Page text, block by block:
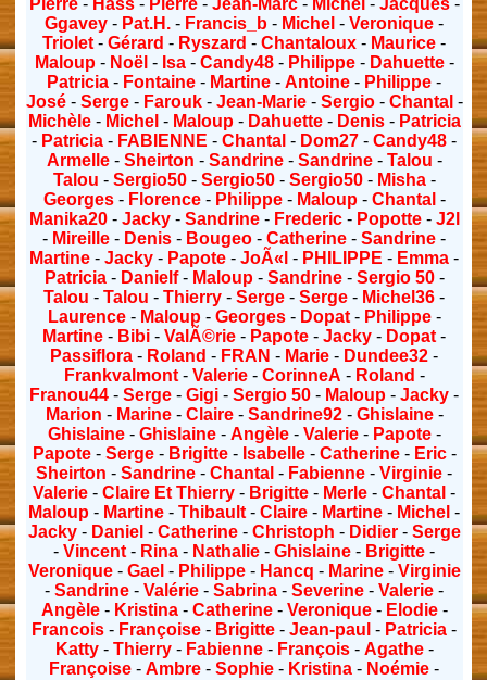
Pierre- Hass- Pierre- Jean-Marc- Michel - Jacques-
Ggavey - Pat.H. - Francis_b - Michel -Veronique -
Triolet -Gérard - Ryszard -Chantaloux - Maurice -
Maloup- Noël - Isa- Candy48- Philippe- Dahuette-
Patricia - Fontaine - Martine -Antoine - Philippe -
José- Serge- Farouk- Jean-Marie- Sergio- Chantal -
Michèle- Michel - Maloup- Dahuette- Denis- Patricia
- Patricia - FABIENNE -Chantal - Dom27 -Candy48 -
Armelle- Sheirton - Sandrine- Sandrine- Talou -
Talou - Sergio50- Sergio50- Sergio50- Misha-
Georges- Florence- Philippe- Maloup- Chantal -
Manika20 - Jacky - Sandrine- Frederic- Popotte- J2l
- Mireille - Denis - Bougeo -Catherine -Sandrine -
Martine -Jacky- Papote -JoÃ«l - PHILIPPE - Emma -
Patricia- Danielf- Maloup- Sandrine- Sergio 50-
Talou -Talou -Thierry -Serge-Serge- Michel36 -
Laurence- Maloup- Georges- Dopat- Philippe-
Martine - Bibi -ValÃ©rie - Papote -Jacky- Dopat -
Passiflora - Roland - FRAN - Marie - Dundee32 -
Frankvalmont- Valerie- CorinneA - Roland -
Franou44 -Serge -Gigi -Sergio 50 - Maloup -Jacky -
Marion - Marine- Claire- Sandrine92- Ghislaine-
Ghislaine- Ghislaine- Angèle- Valerie- Papote-
Papote- Serge - Brigitte- Isabelle- Catherine- Eric-
Sheirton -Sandrine -Chantal - Fabienne -Virginie -
Valerie -Claire Et Thierry - Brigitte - Merle -Chantal -
Maloup - Martine -Thibault -Claire - Martine - Michel -
Jacky - Daniel - Catherine- Christoph - Didier- Serge
-Vincent - Rina - Nathalie -Ghislaine- Brigitte -
Veronique- Gael - Philippe- Hancq - Marine- Virginie
-Sandrine -Valérie -Sabrina -Severine -Valerie -
Angèle- Kristina- Catherine- Veronique- Elodie-
Francois - Françoise - Brigitte -Jean-paul - Patricia -
Katty- Thierry- Fabienne- François - Agathe-
Françoise -Ambre-Sophie- Kristina - Noémie -